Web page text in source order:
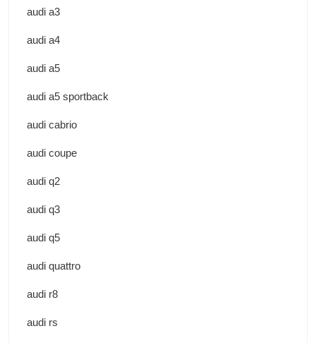
audi a3
audi a4
audi a5
audi a5 sportback
audi cabrio
audi coupe
audi q2
audi q3
audi q5
audi quattro
audi r8
audi rs